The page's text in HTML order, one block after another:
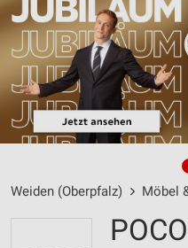
Weiden (Oberpfalz) Möbel